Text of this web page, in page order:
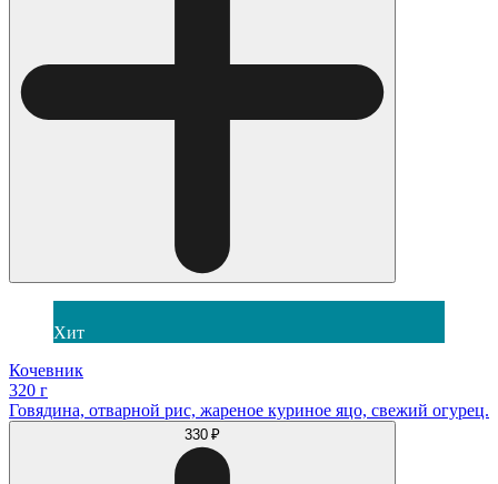
Хит
Кочевник
320 г
Говядина, отварной рис, жареное куриное яцо, свежий огурец.
330 ₽